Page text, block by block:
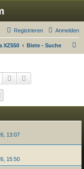
Anmelden
Registrieren
XZ550 Biete - Suche
Suche
13:07
15:50